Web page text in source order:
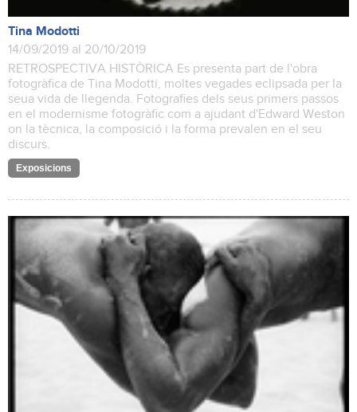
Tina Modotti
14/09/2019 al 20/10/2019
RETROSPECTIVA HISTÒRICA Es presenta part de l'obra
fotogràfica de Tina Modotti, moltes vegades eclipsada per la
seua vida de llegenda. Fotografies dels seus primers passos
en el modernisme fotogràfic com a ajudant d'Edward Weston
on la tècnica, la composició i la forma prevalen en el seu
discurs.
Exposicions